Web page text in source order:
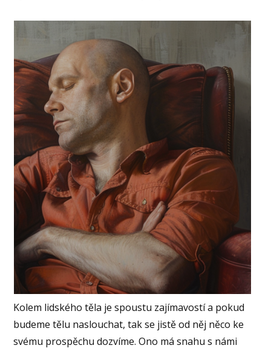
Kolem lidského těla je spoustu zajímavostí a pokud
budeme tělu naslouchat, tak se jistě od něj něco ke
svému prospěchu dozvíme. Ono má snahu s námi